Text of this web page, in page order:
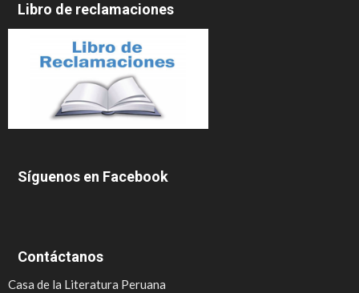
Libro de reclamaciones
Síguenos en Facebook
Contáctanos
Casa de la Literatura Peruana